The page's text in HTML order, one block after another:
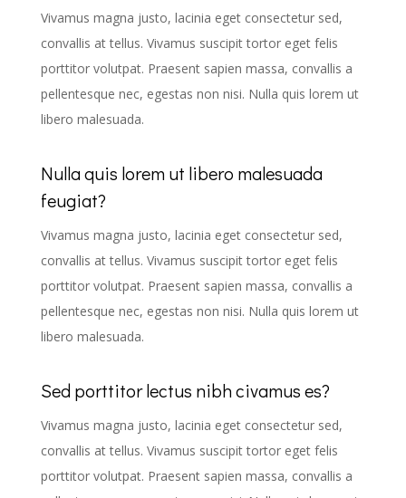
Vivamus magna justo, lacinia eget consectetur sed,
convallis at tellus. Vivamus suscipit tortor eget felis
porttitor volutpat. Praesent sapien massa, convallis a
pellentesque nec, egestas non nisi. Nulla quis lorem ut
libero malesuada.
Nulla quis lorem ut libero malesuada
feugiat?
Vivamus magna justo, lacinia eget consectetur sed,
convallis at tellus. Vivamus suscipit tortor eget felis
porttitor volutpat. Praesent sapien massa, convallis a
pellentesque nec, egestas non nisi. Nulla quis lorem ut
libero malesuada.
Sed porttitor lectus nibh civamus es?
Vivamus magna justo, lacinia eget consectetur sed,
convallis at tellus. Vivamus suscipit tortor eget felis
porttitor volutpat. Praesent sapien massa, convallis a